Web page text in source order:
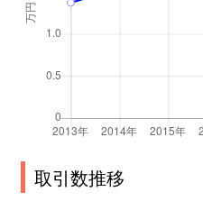
取引数推移